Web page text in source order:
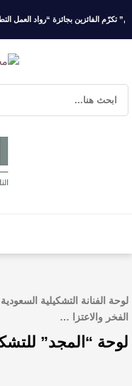
الفائزين بجائزة “رواد العمل
آليات البناء الاستهلالي في
لوحة الفنانة التشكيلية
الفخر والاعتزا …
لوحة “المجد”